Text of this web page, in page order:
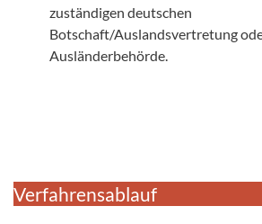
zuständigen deutschen
Botschaft/Auslandsvertretung
Ausländerbehörde.
Verfahrensablauf